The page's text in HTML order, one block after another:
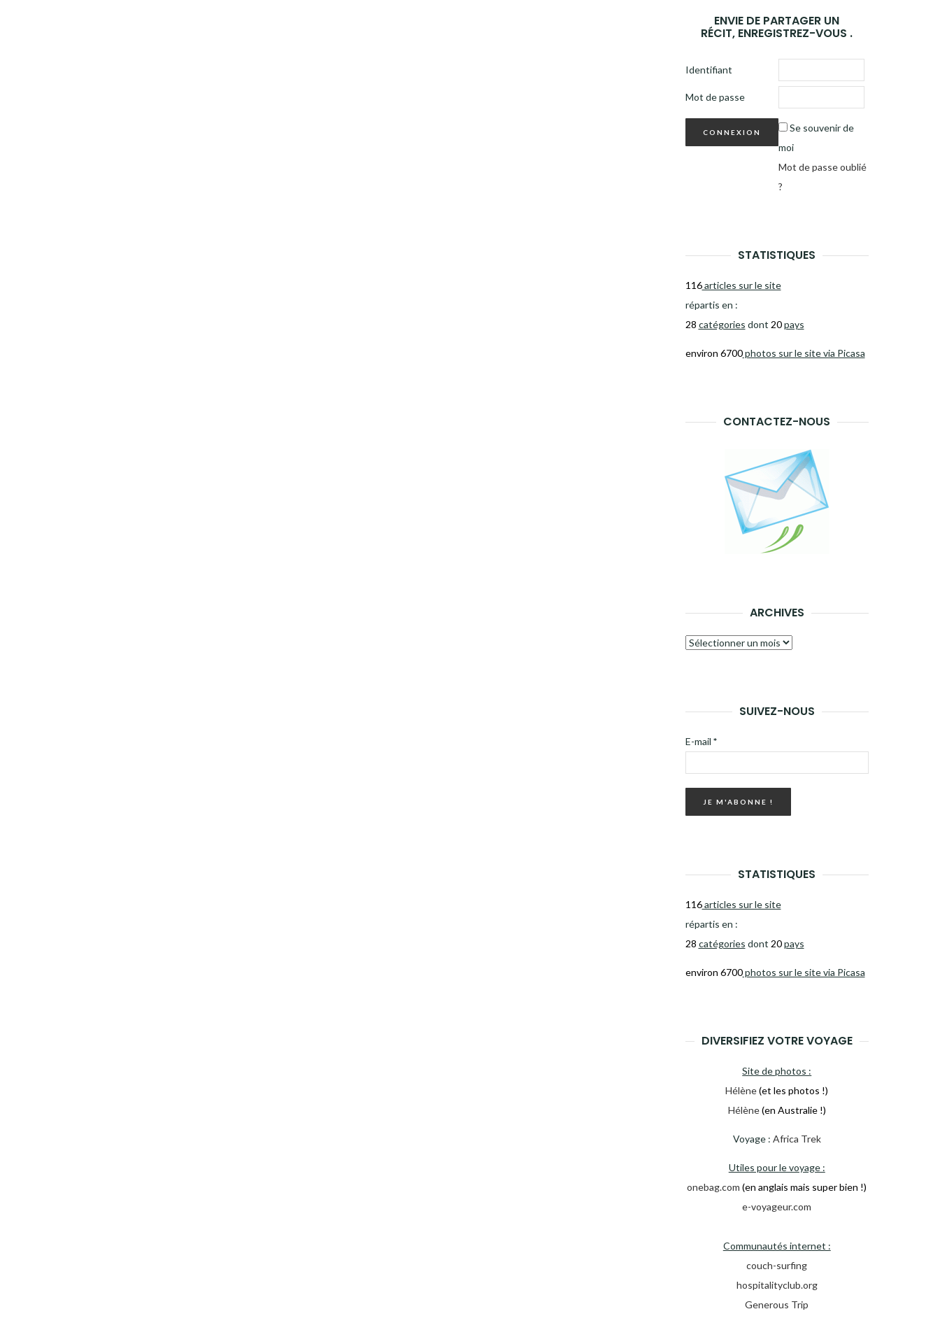
ENVIE DE PARTAGER UN
RÉCIT, ENREGISTREZ-VOUS .
Identifiant
Mot de passe
Se souvenir de
moi
Mot de passe oublié
?
STATISTIQUES
116articles sur le site
répartis en :
28 catégories dont 20pays
environ 6700photos sur le site via Picasa
CONTACTEZ-NOUS
ARCHIVES
Archives
SUIVEZ-NOUS
E-mail *
STATISTIQUES
116articles sur le site
répartis en :
28 catégories dont 20pays
environ 6700photos sur le site via Picasa
DIVERSIFIEZ VOTRE VOYAGE
Site de photos :
Hélène(et les photos !)
Hélène(en Australie !)
Voyage : Africa Trek
Utiles pour le voyage :
onebag.com (en anglais mais super bien !)
e-voyageur.com
Communautés internet :
couch-surfing
hospitalityclub.org
Generous Trip